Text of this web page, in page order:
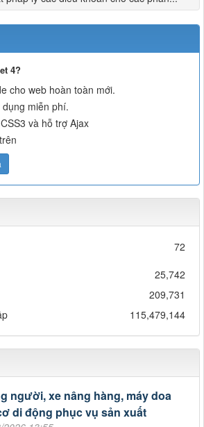
4?
cho web hoàn toàn mới.
miễn phí.
và hỗ trợ Ajax
72
25,742
209,731
115,479,144
người, xe nâng hàng, máy doa
di động phục vụ sản xuất